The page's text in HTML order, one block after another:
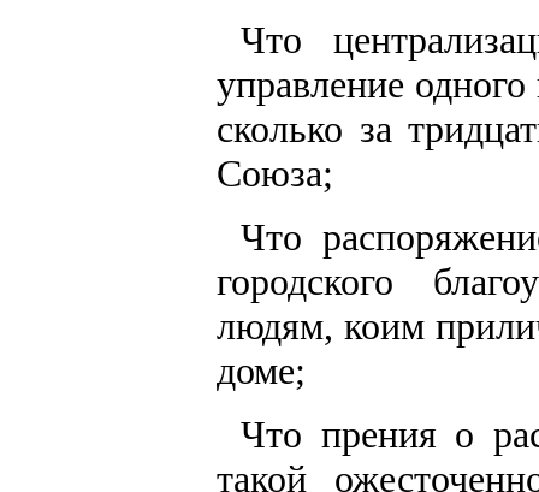
Что
управление
сколько за
Союза;
Что
городского
людям, коим
доме;
Что прения о
такой